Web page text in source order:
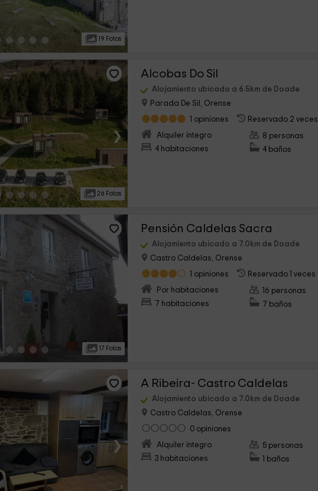
19 Fotos
›
26 Fotos
Alcobas Do Sil
Alojamiento ubicado a 6.5km de Doade
Parada De Sil, Orense
1 opiniones
Reservado 2 veces
Alquiler íntegro
4 habitaciones
8 personas
4 baños
›
17 Fotos
Pensión Caldelas Sacra
Alojamiento ubicado a 7.0km de Doade
Castro Caldelas, Orense
1 opiniones
Reservado 1 veces
Por habitaciones
7 habitaciones
16 personas
7 baños
›
A Ribeira- Castro Caldelas
Alojamiento ubicado a 7.0km de Doade
Castro Caldelas, Orense
0 opiniones
Alquiler íntegro
3 habitaciones
5 personas
1 baños